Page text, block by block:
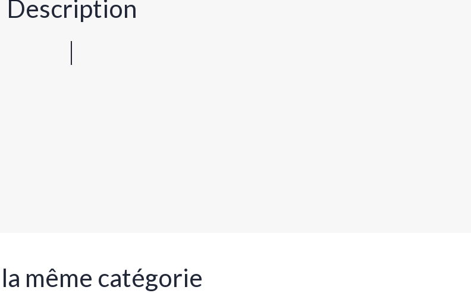
Description
même catégorie